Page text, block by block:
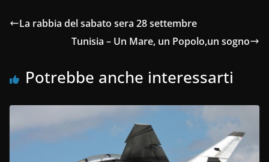
La rabbia del sabato sera 28 settembre
Tunisia – Un Mare, un Popolo,un sogno
Potrebbe anche interessarti